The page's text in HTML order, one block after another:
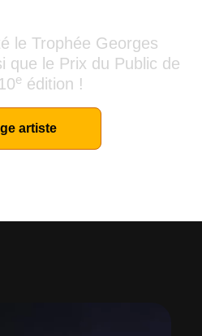
le Trophée Georges
que le Prix du Public de
e édition !
artiste